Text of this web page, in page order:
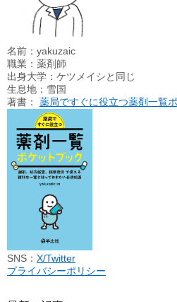
名前：yakuzaic
職業：薬剤師
出身大学：ケツメイシと同じ
生息地：雪国
著書： 薬局ですぐに役立つ薬剤一覧
SNS： X/Twitter
プライバシーポリシー